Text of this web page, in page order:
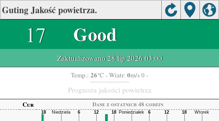
Guting Jakość powietrza.
17 Good
Zaktualizowano 28 lip 2026 03:00
Temp.: 26°C - Wiatr: 0m/s 0 -
Prognoza jakości powietrza
Cur Dane z ostatnich 48 godzin